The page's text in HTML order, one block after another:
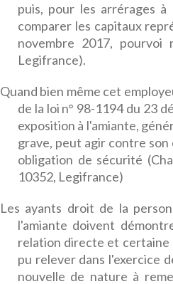
puis, pour les arrérages
comparer les capitaux
novembre 2017, pourvoi
Legifrance).
Quand bien même cet
de la loi n° 98-1194 du 23
exposition à l'amiante,
grave, peut agir contre
obligation de sécurité
10352, Legifrance)
Les ayants droit de la
l'amiante doivent
relation directe et certaine
pu relever dans l'exercice
nouvelle de nature à